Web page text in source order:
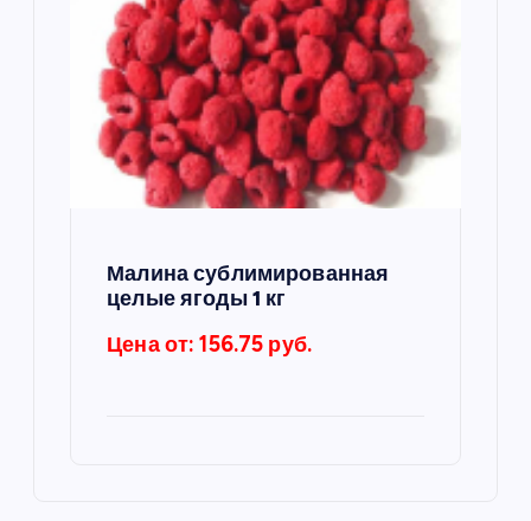
Малина сублимированная
целые ягоды 1 кг
Цена от: 156.75 руб.